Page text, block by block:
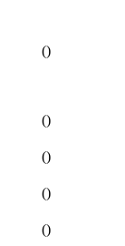
()
()
()
()
()